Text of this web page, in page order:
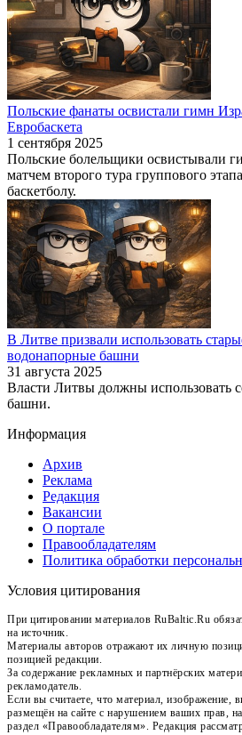
Польские фанаты освистали гимн
Евробаскета
1 сентября 2025
Польские болельщики освистывали
матчем второго тура группового
баскетболу.
В Литве призвали использовать
водонапорные башни
31 августа 2025
Власти Литвы должны использовать
башни.
Информация
Архив
Реклама
Редакция
Вакансии
О портале
Правообладателям
Политика обработки
Условия цитирования
При цитировании материалов RuBaltic.Ru
на источник.
Материалы авторов отражают их личную
позицией редакции.
За содержание рекламных и партнёрских
рекламодатель.
Если вы считаете, что материал, изображение,
размещён на сайте с нарушением ваших прав,
раздел «Правообладателям». Редакция